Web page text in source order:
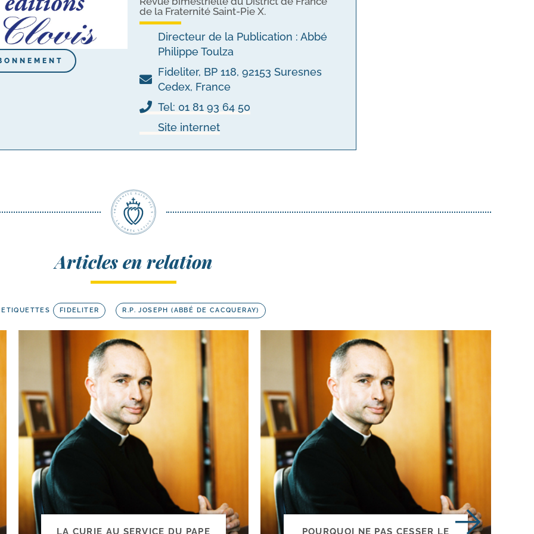
de la Fraternité Saint-Pie X.
Directeur de la Publication : Abbé
Philippe Toulza
Fideliter, BP 118, 92153 Suresnes
Cedex, France
Tel: 01 81 93 64 50
Site internet
Articles en relation
ETIQUETTES FIDELITER R.P. JOSEPH (ABBÉ DE CACQUERAY)
LA CURIE AU SERVICE DU PAPE POURQUOI NE PAS CESSER LE